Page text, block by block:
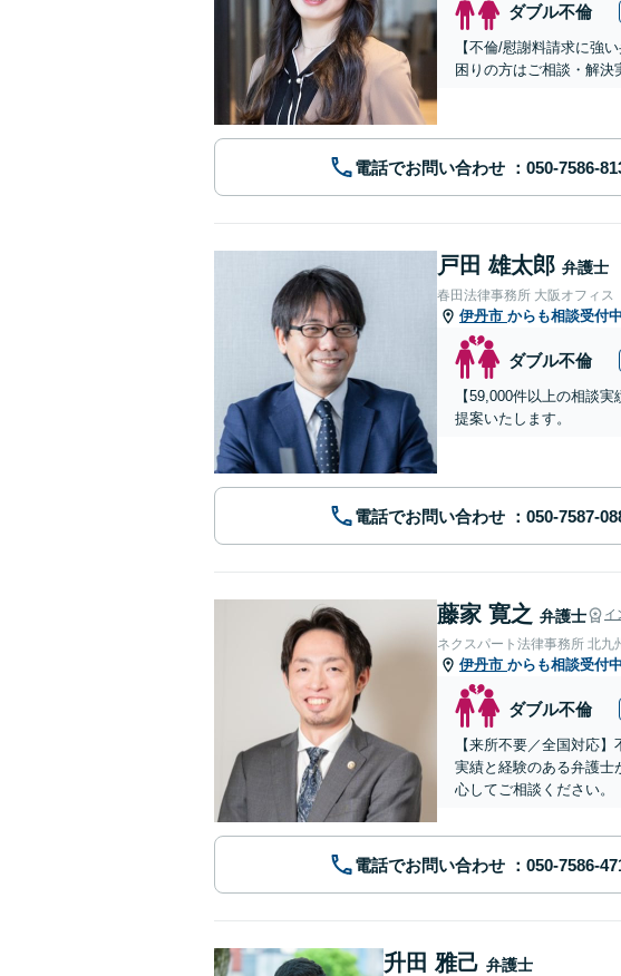
ダブル不倫
【不倫/慰謝料請求に強
困りの方はご相談・解決
電話でお問い合わせ
戸田 雄太郎 弁護士
春田法律事務所 大阪オフィス
伊丹市 からも相談受付中
ダブル不倫
【59,000件以上の相談
提案いたします。
電話でお問い合わせ
藤家 寛之 弁護士 イ
ネクスパート法律事務所 北九
伊丹市 からも相談受付中
ダブル不倫
【来所不要／全国対応
実績と経験のある弁護士
心してご相談ください。
電話でお問い合わせ
升田 雅己 弁護士